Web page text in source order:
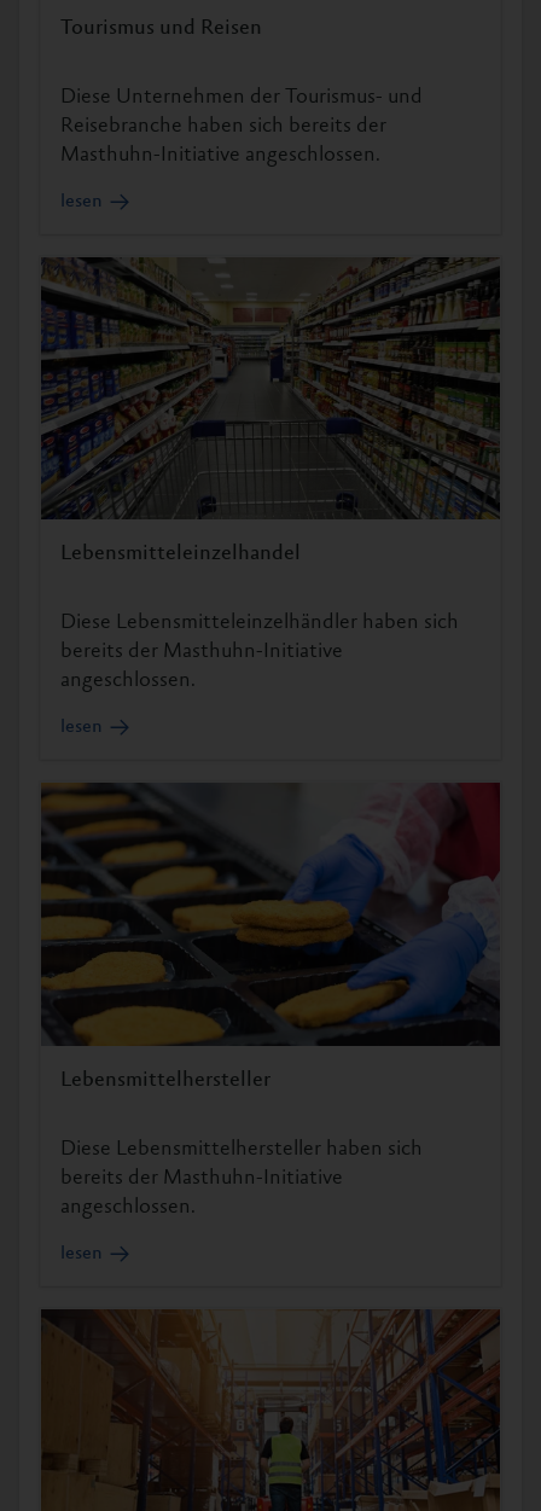
Tourismus und Reisen
Diese Unternehmen der Tourismus- und
Reisebranche haben sich bereits der
Masthuhn-Initiative angeschlossen.
lesen
Lebensmitteleinzelhandel
Diese Lebensmitteleinzelhändler haben sich
bereits der Masthuhn-Initiative
angeschlossen.
lesen
Lebensmittelhersteller
Diese Lebensmittelhersteller haben sich
bereits der Masthuhn-Initiative
angeschlossen.
lesen